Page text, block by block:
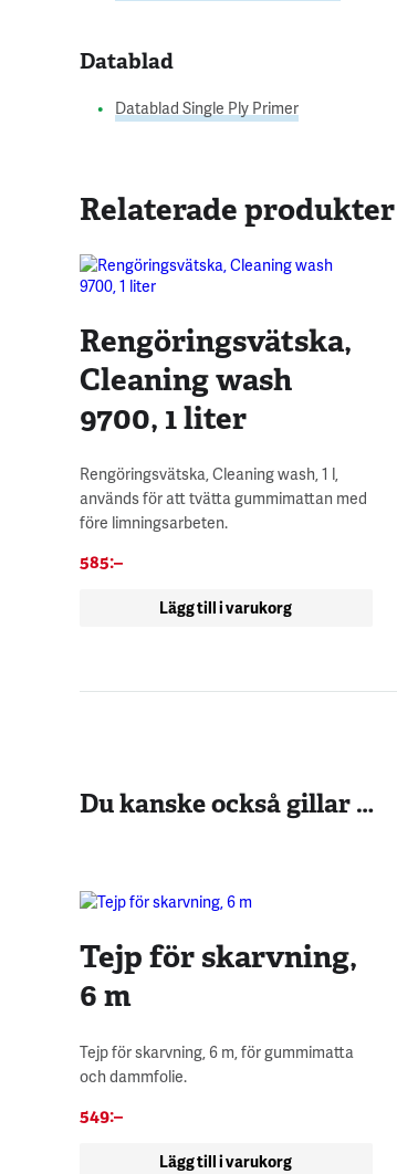
Datablad
Datablad Single Ply Primer
Relaterade produkter
Rengöringsvätska,
Cleaning wash
9700, 1 liter
Rengöringsvätska, Cleaning wash, 1 l,
används för att tvätta gummimattan med
före limningsarbeten.
585:–
Lägg till i varukorg
Du kanske också gillar …
Tejp för skarvning,
6 m
Tejp för skarvning, 6 m, för gummimatta
och dammfolie.
549:–
Lägg till i varukorg